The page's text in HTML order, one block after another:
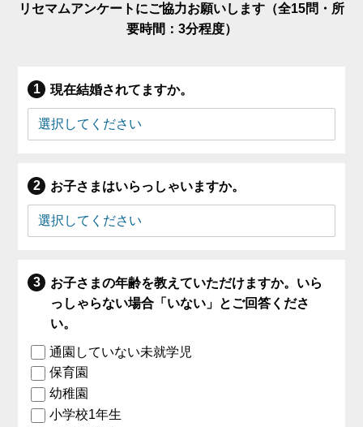
リセマムアンケートにご協力お願いします（全15問・所
要時間：3分程度）
現在結婚されてますか。
お子さまはいらっしゃいますか。
お子さまの年齢を教えていただけますか。いら
っしゃらない場合「いない」とご回答くださ
い。
通園していない未就学児
保育園
幼稚園
小学校1年生